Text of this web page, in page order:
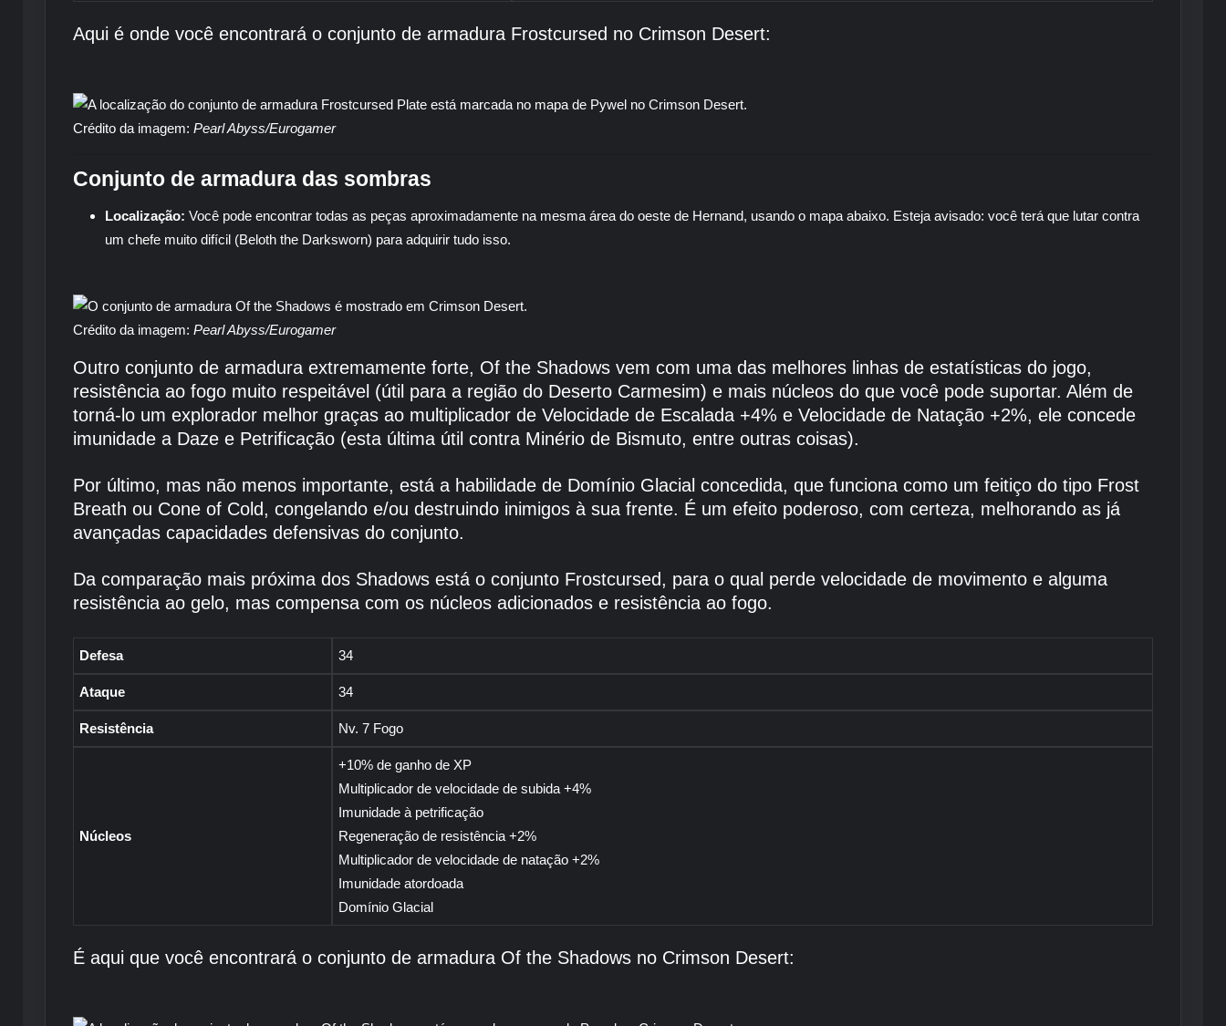
Aqui é onde você encontrará o conjunto de armadura Frostcursed no Crimson Desert:
Crédito da imagem: Pearl Abyss/Eurogamer
Conjunto de armadura das sombras
Localização: Você pode encontrar todas as peças aproximadamente na mesma área do oeste de Hernand, usando o mapa abaixo. Esteja avisado: você terá que lutar contra
um chefe muito difícil (Beloth the Darksworn) para adquirir tudo isso.
Crédito da imagem: Pearl Abyss/Eurogamer
Outro conjunto de armadura extremamente forte, Of the Shadows vem com uma das melhores linhas de estatísticas do jogo,
resistência ao fogo muito respeitável (útil para a região do Deserto Carmesim) e mais núcleos do que você pode suportar. Além de
torná-lo um explorador melhor graças ao multiplicador de Velocidade de Escalada +4% e Velocidade de Natação +2%, ele concede
imunidade a Daze e Petrificação (esta última útil contra Minério de Bismuto, entre outras coisas).
Por último, mas não menos importante, está a habilidade de Domínio Glacial concedida, que funciona como um feitiço do tipo Frost
Breath ou Cone of Cold, congelando e/ou destruindo inimigos à sua frente. É um efeito poderoso, com certeza, melhorando as já
avançadas capacidades defensivas do conjunto.
Da comparação mais próxima dos Shadows está o conjunto Frostcursed, para o qual perde velocidade de movimento e alguma
resistência ao gelo, mas compensa com os núcleos adicionados e resistência ao fogo.
Defesa 34
Ataque 34
Resistência Nv. 7 Fogo
Núcleos
+10% de ganho de XP
Multiplicador de velocidade de subida +4%
Imunidade à petrificação
Regeneração de resistência +2%
Multiplicador de velocidade de natação +2%
Imunidade atordoada
Domínio Glacial
É aqui que você encontrará o conjunto de armadura Of the Shadows no Crimson Desert: